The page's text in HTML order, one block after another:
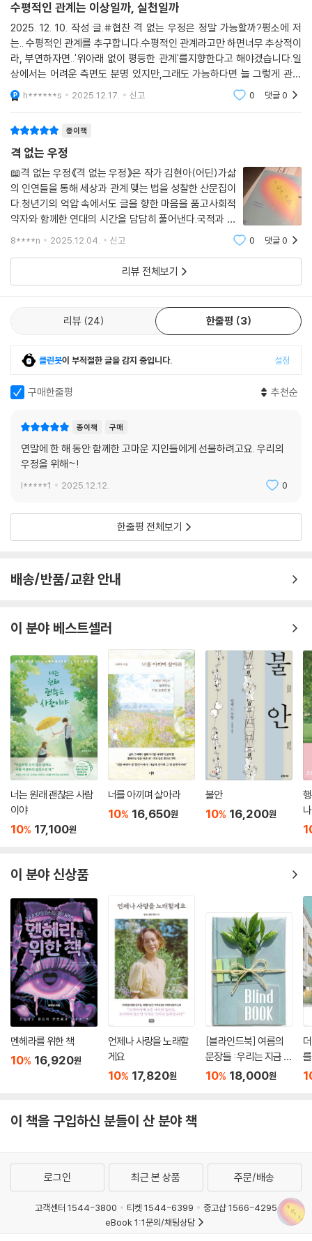
웃기는 어린이 청소년, 다양성을 이해하고 연대하는 다정한 남성, 고통을
드러내고 사회 문제에 앞장서는 씩씩한 여성, 전쟁과 추방 등 비극적 삶을
지나면서도 명랑하게 이야기를 건네주었던 타국의 친구들, 인간 아닌 이종
의 존재까지. 이토록 경계도 기준도 없는 기이하고도 황홀한 우정을 40년
간 이어 온 연대의 기록이 이 책에 가득하다. 연결감을 잃어버린 현대인들
수평적인 관계는 이상일까, 실천일까
2025. 12. 10. 작성 글.#협찬 격 없는 우정은 정말 가능할까?평소에 저
는.. 수평적인 관계를 추구합니다.수평적인 관계라고만 하면너무 추상적이
라, 부연하자면..'위아래 없이 평등한 관계'를지향한다고 해야겠습니다.일
상에서는 어려운 측면도 분명 있지만,그래도 가능하다면 늘 그렇게 관계
를 맺으려 합니다. (사람 위에 사람 없고,사람 아래 사람 없다는 생각으로
요. 다만 다른 게 있
h******s 2025.12.17. 신고 0 댓글0
종이책
격 없는 우정
📖격 없는 우정《격 없는 우정》은 작가 김현아(어딘)가삶
의 인연들을 통해 세상과 관계 맺는 법을 성찰한 산문집이
다.청년기의 억압 속에서도 글을 향한 마음을 품고사회적
약자와 함께한 연대의 시간을 담담히 풀어낸다.국적과 경
계를 넘는 다양한 사람들, 아이들, 동물들과의 교감은삶
삶, 전쟁의 상흔 등이한 인간의 따뜻한
8****n 2025.12.04. 신고 0 댓글0
리뷰 전체보기
리뷰 24 한줄평 3
클린봇이 부적절한 글을 감지 중입니다. 설정
구매한줄평 추천순
종이책 구매
연말에 한 해 동안 함께한 고마운 지인들에게 선물하려고요. 우리의
우정을 위해~!
l*****1 2025.12.12. 0
한줄평 전체보기
배송/반품/교환 안내
이 분야 베스트셀러
너는 원래 괜찮은 사람
이야
10% 17,100원
너를 아끼며 살아라
10% 16,650원
불안
10% 16,200원
이 분야 신상품
멘헤라를 위한 책
10% 16,920원
언제나 사랑을 노래할
게요
10% 17,820원
[블라인드북] 여름의
문장들 : 우리는 지금 보
내고 있는 이 시간에 ‘여
속.
10% 18,000원
이 책을 구입하신 분들이 산 분야 책
로그인 최근 본 상품 주문/배송
고객센터 1544-3800 티켓 1544-6399
중고샵 1566-4295
eBook 1:1문의/채팅상담